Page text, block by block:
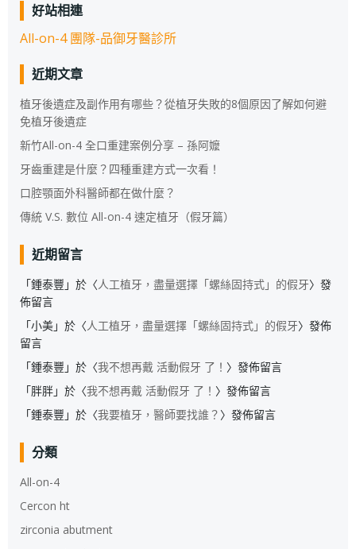
好站相連
All-on-4 團隊-品御牙醫診所
近期文章
植牙後遺症及副作用有哪些？從植牙失敗的8個原因了解如何避
免植牙後遺症
新竹All-on-4 全口重建案例分享 – 孫阿嬤
牙齒重建是什麼？四種重建方式一次看！
口腔顎面外科醫師都在做什麼？
傳統 V.S. 數位 All-on-4 速定植牙（假牙篇）
近期留言
「鍾泰豐 」於〈人工植牙，盡量選擇「螺絲固持式」的假牙〉發
佈留言
「小美」於〈人工植牙，盡量選擇「螺絲固持式」的假牙〉發佈
留言
「鍾泰豐 」於〈我不想再戴 活動假牙 了！ 〉發佈留言
「胖胖」於〈我不想再戴 活動假牙 了！ 〉發佈留言
「鍾泰豐 」於〈我要植牙，醫師要找誰？ 〉發佈留言
分類
All-on-4
Cercon ht
zirconia abutment